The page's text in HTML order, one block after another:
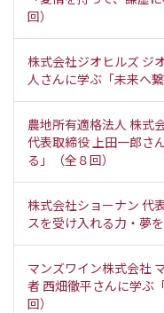
回）
株式会社ジオヒルズ ジ
人さんに学ぶ「未来へ
農地所有適格法人 株式
代表取締役 上田一郎さ
る」（全８回）
株式会社ショーナン 代
スを受け入れる力・夢
マンズワイン株式会社
者 西畑徹平さんに学ぶ
回）